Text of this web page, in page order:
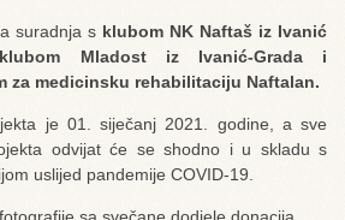
suradnja s klubom NK Naftaš iz Ivanić
Mladost iz Ivanić-Grada i
za medicinsku rehabilitaciju Naftalan.
je 01. siječanj 2021. godine, a sve
odvijat će se shodno i u skladu s
uslijed pandemije COVID-19.